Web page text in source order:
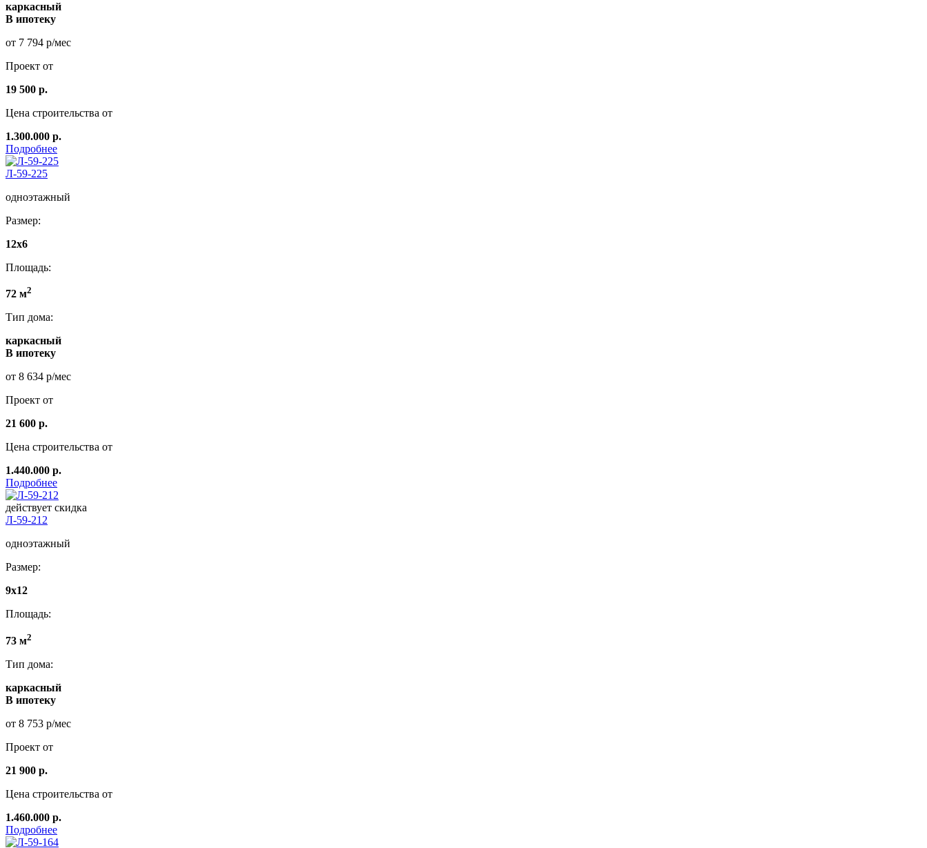
каркасный
В ипотеку
от 7 794 р/мес
Проект от
19 500 р.
Цена строительства от
1.300.000 р.
Подробнее
Л-59-225
одноэтажный
Размер:
12x6
Площадь:
72 м2
Тип дома:
каркасный
В ипотеку
от 8 634 р/мес
Проект от
21 600 р.
Цена строительства от
1.440.000 р.
Подробнее
действует скидка
Л-59-212
одноэтажный
Размер:
9x12
Площадь:
73 м2
Тип дома:
каркасный
В ипотеку
от 8 753 р/мес
Проект от
21 900 р.
Цена строительства от
1.460.000 р.
Подробнее